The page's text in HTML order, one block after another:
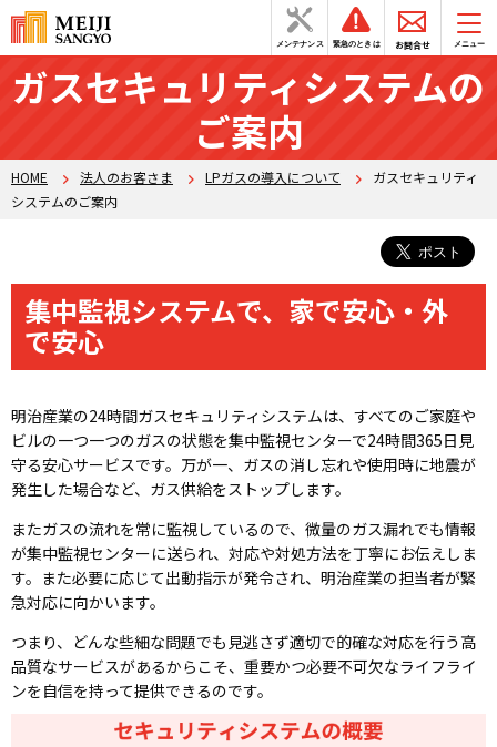
メンテナンス 緊急のときは お問合せ メニュー
ガスセキュリティシステムの
ご案内
HOME 法人のお客さま LPガスの導入について
ガスセキュリティ
システムのご案内
集中監視システムで、家で安心・外
で安心
明治産業の24時間ガスセキュリティシステムは、すべてのご家庭や
ビルの一つ一つのガスの状態を集中監視センターで24時間365日見
守る安心サービスです。万が一、ガスの消し忘れや使用時に地震が
発生した場合など、ガス供給をストップします。
またガスの流れを常に監視しているので、微量のガス漏れでも情報
が集中監視センターに送られ、対応や対処方法を丁寧にお伝えしま
す。また必要に応じて出動指示が発令され、明治産業の担当者が緊
急対応に向かいます。
つまり、どんな些細な問題でも見逃さず適切で的確な対応を行う高
品質なサービスがあるからこそ、重要かつ必要不可欠なライフライ
ンを自信を持って提供できるのです。